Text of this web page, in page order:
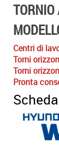
Centri di
Torni
Torni
Pronta